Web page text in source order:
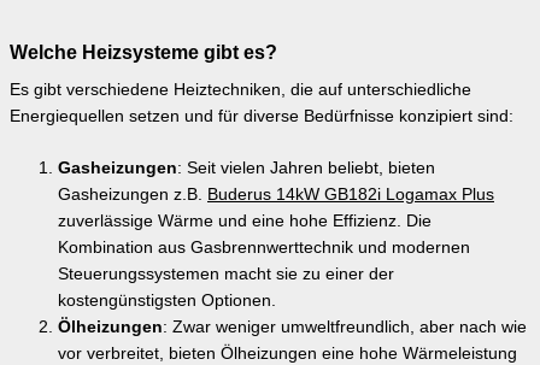
Welche Heizsysteme gibt es?
Es gibt verschiedene Heiztechniken, die auf unterschiedliche
Energiequellen setzen und für diverse Bedürfnisse konzipiert sind:
Gasheizungen: Seit vielen Jahren beliebt, bieten
Gasheizungen z.B. Buderus 14kW GB182i Logamax Plus
zuverlässige Wärme und eine hohe Effizienz. Die
Kombination aus Gasbrennwerttechnik und modernen
Steuerungssystemen macht sie zu einer der
kostengünstigsten Optionen.
Ölheizungen: Zwar weniger umweltfreundlich, aber nach wie
vor verbreitet, bieten Ölheizungen eine hohe Wärmeleistung